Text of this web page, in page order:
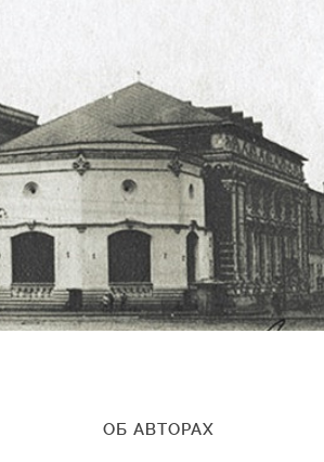
ОБ АВТОРАХ